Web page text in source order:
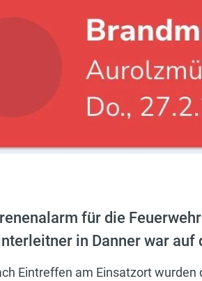
für die
in Danner war auf
Eintreffen am Einsatzort